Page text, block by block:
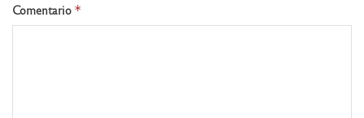
Comentario *